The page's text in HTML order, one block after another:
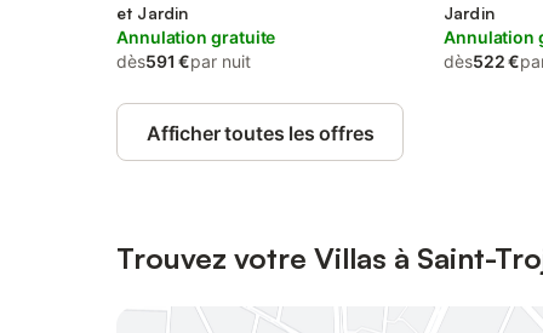
et Jardin
Annulation gratuite
dès591 €par nuit
Jardin
Annulation
dès522 €
Afficher toutes les offres
Trouvez votre Villas à Saint-